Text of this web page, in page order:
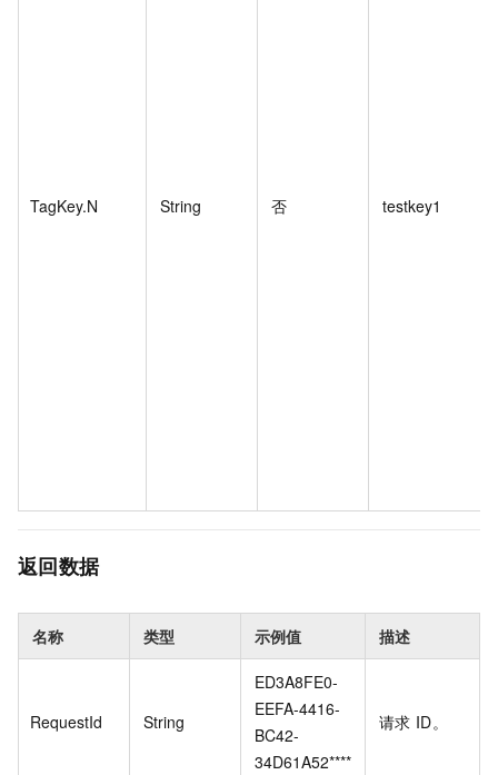
TagKey.N String 否 testkey1
返回数据
名称 类型 示例值 描述
RequestId String
ED3A8FE0-
EEFA-4416-
BC42-
34D61A52****
请求 ID。